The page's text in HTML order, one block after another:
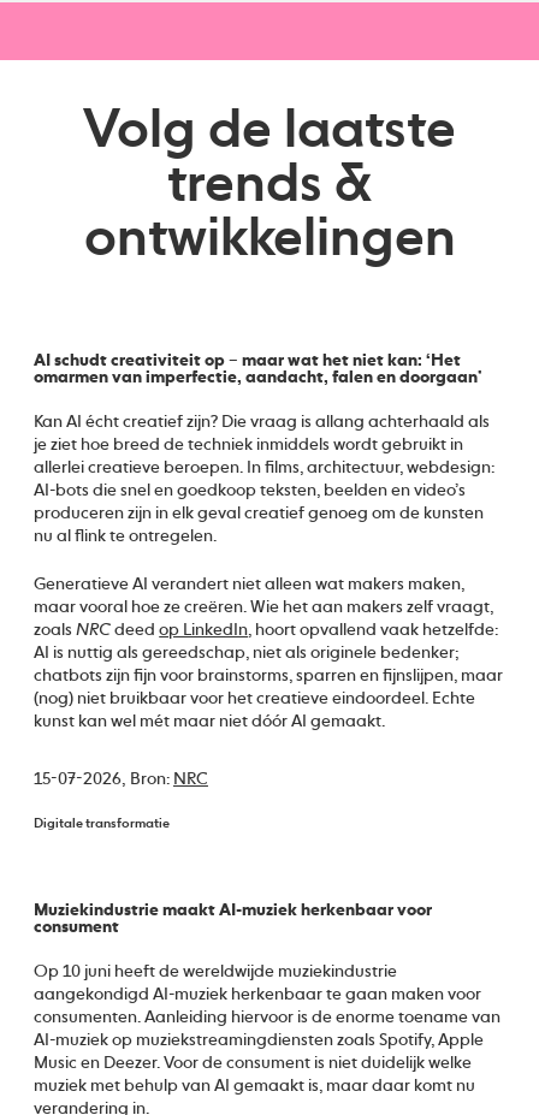
Volg de laatste
trends &
ontwikkelingen
AI schudt creativiteit op – maar wat het niet kan: ‘Het
omarmen van imperfectie, aandacht, falen en doorgaan’
Kan AI écht creatief zijn? Die vraag is allang achterhaald als
je ziet hoe breed de techniek inmiddels wordt gebruikt in
allerlei creatieve beroepen. In films, architectuur, webdesign:
AI-bots die snel en goedkoop teksten, beelden en video’s
produceren zijn in elk geval creatief genoeg om de kunsten
nu al flink te ontregelen.
Generatieve AI verandert niet alleen wat makers maken,
maar vooral hoe ze creëren. Wie het aan makers zelf vraagt,
zoalsNRCdeedop LinkedIn, hoort opvallend vaak hetzelfde:
AI is nuttig als gereedschap, niet als originele bedenker;
chatbots zijn fijn voor brainstorms, sparren en fijnslijpen, maar
(nog) niet bruikbaar voor het creatieve eindoordeel. Echte
kunst kan wel mét maar niet dóór AI gemaakt.
15-07-2026, Bron: NRC
Digitale transformatie
Muziekindustrie maakt AI-muziek herkenbaar voor
consument
Op 10 juni heeft de wereldwijde muziekindustrie
aangekondigd AI-muziek herkenbaar te gaan maken voor
consumenten. Aanleiding hiervoor is de enorme toename van
AI-muziek op muziekstreamingdiensten zoals Spotify, Apple
Music en Deezer. Voor de consument is niet duidelijk welke
muziek met behulp van AI gemaakt is, maar daar komt nu
verandering in.